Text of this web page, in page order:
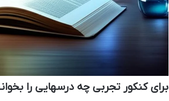
برای کنکور تجربی چه درسهایی را